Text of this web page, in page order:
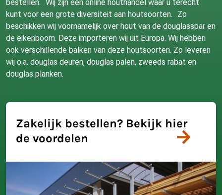
bestellen. Wij zijn een online houthandel waar u terecht
kunt voor een grote diversiteit aan houtsoorten. Zo
beschikken wij voornamelijk over hout van de douglasspar en
de eikenboom. Deze importeren wij uit Europa. Wij hebben
ook verschillende balken van deze houtsoorten. Zo leveren
wij o.a. douglas deuren, douglas palen, zweeds rabat en
douglas planken.
Zakelijk bestellen? Bekijk hier
de voordelen